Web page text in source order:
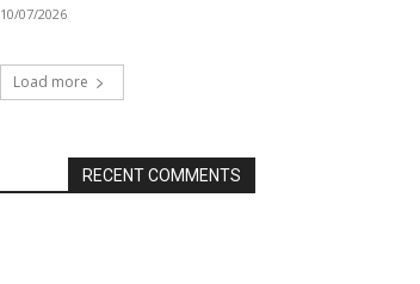
10/07/2026
Load more
RECENT COMMENTS